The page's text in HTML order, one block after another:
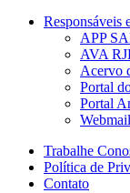
Responsáveis
APP
AVA
Acervo
Portal
Portal
Webmail
Trabalhe
Política de
Contato